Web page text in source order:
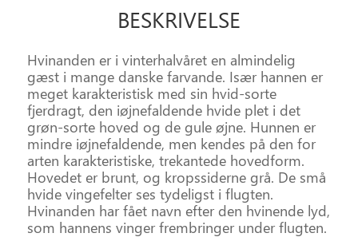
BESKRIVELSE
Hvinanden er i vinterhalvåret en almindelig
gæst i mange danske farvande. Især hannen er
meget karakteristisk med sin hvid-sorte
fjerdragt, den iøjnefaldende hvide plet i det
grøn-sorte hoved og de gule øjne. Hunnen er
mindre iøjnefaldende, men kendes på den for
arten karakteristiske, trekantede hovedform.
Hovedet er brunt, og kropssiderne grå. De små
hvide vingefelter ses tydeligst i flugten.
Hvinanden har fået navn efter den hvinende lyd,
som hannens vinger frembringer under flugten.